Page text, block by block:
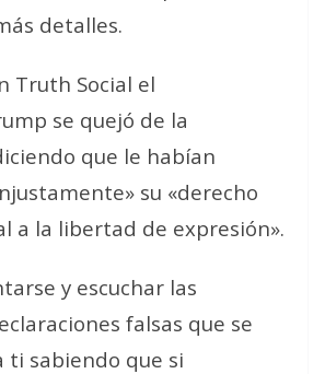
detalles.
Truth Social el
se quejó de la
que le habían
su «derecho
a la libertad de expresión».
y escuchar las
falsas que se
ti sabiendo que si